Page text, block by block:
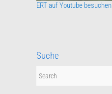
ERT auf Youtube besuchen
Suche